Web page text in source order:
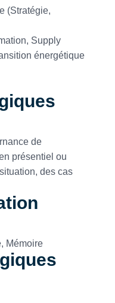
(Stratégie,
Supply
énergétique
de
présentiel ou
des cas
Mémoire